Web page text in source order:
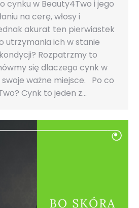
cynku w Beauty4Two i jego
na cerę, włosy i
akurat ten pierwiastek
utrzymania ich w stanie
Rozpatrzmy to
się dlaczego cynk w
ważne miejsce. Po co
Cynk to jeden z…